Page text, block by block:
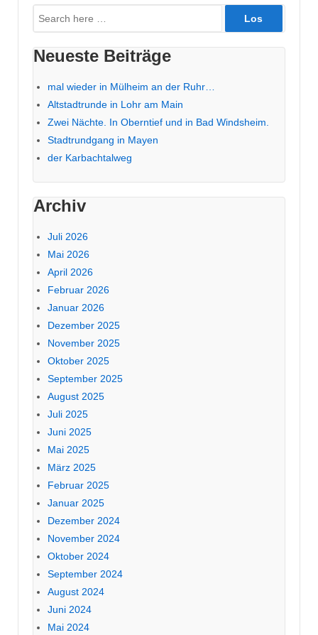
Suche
nach:
Neueste Beiträge
mal wieder in Mülheim an der Ruhr…
Altstadtrunde in Lohr am Main
Zwei Nächte. In Oberntief und in Bad Windsheim.
Stadtrundgang in Mayen
der Karbachtalweg
Archiv
Juli 2026
Mai 2026
April 2026
Februar 2026
Januar 2026
Dezember 2025
November 2025
Oktober 2025
September 2025
August 2025
Juli 2025
Juni 2025
Mai 2025
März 2025
Februar 2025
Januar 2025
Dezember 2024
November 2024
Oktober 2024
September 2024
August 2024
Juni 2024
Mai 2024